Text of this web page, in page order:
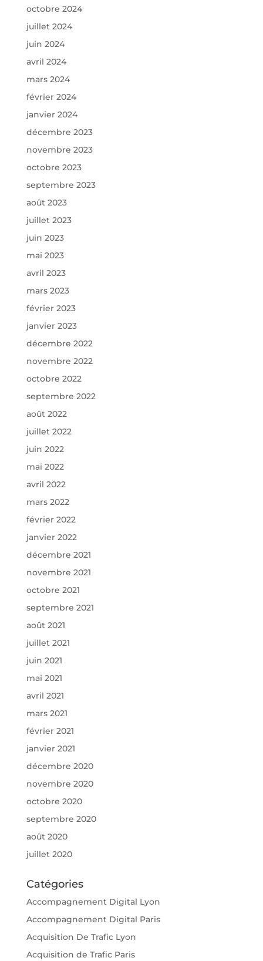
octobre 2024
juillet 2024
juin 2024
avril 2024
mars 2024
février 2024
janvier 2024
décembre 2023
novembre 2023
octobre 2023
septembre 2023
août 2023
juillet 2023
juin 2023
mai 2023
avril 2023
mars 2023
février 2023
janvier 2023
décembre 2022
novembre 2022
octobre 2022
septembre 2022
août 2022
juillet 2022
juin 2022
mai 2022
avril 2022
mars 2022
février 2022
janvier 2022
décembre 2021
novembre 2021
octobre 2021
septembre 2021
août 2021
juillet 2021
juin 2021
mai 2021
avril 2021
mars 2021
février 2021
janvier 2021
décembre 2020
novembre 2020
octobre 2020
septembre 2020
août 2020
juillet 2020
Catégories
Accompagnement Digital Lyon
Accompagnement Digital Paris
Acquisition De Trafic Lyon
Acquisition de Trafic Paris